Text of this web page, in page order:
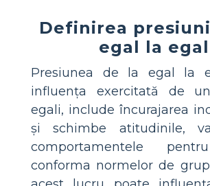
Definirea
egal la egal
Presiunea de la egal la
influența exercitată de
egali, include încurajarea
și schimbe atitudinile,
comportamentele
conforma normelor de